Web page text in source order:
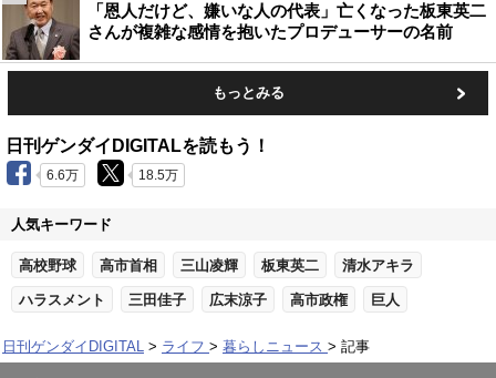
「恩人だけど、嫌いな人の代表」亡くなった板東英二
さんが複雑な感情を抱いたプロデューサーの名前
もっとみる
日刊ゲンダイDIGITALを読もう！
6.6万 18.5万
人気キーワード
高校野球 高市首相 三山凌輝 板東英二 清水アキラ
ハラスメント 三田佳子 広末涼子 高市政権 巨人
日刊ゲンダイDIGITAL ライフ 暮らしニュース 記事